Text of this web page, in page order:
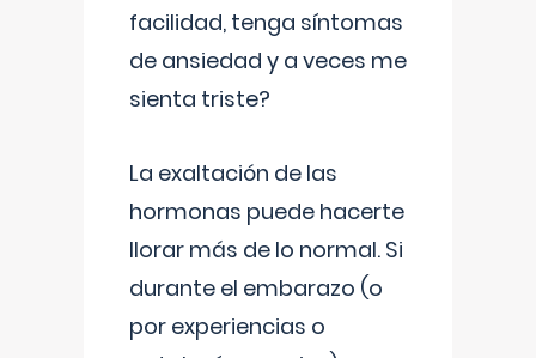
facilidad, tenga síntomas
de ansiedad y a veces me
sienta triste?
La exaltación de las
hormonas puede hacerte
llorar más de lo normal. Si
durante el embarazo (o
por experiencias o